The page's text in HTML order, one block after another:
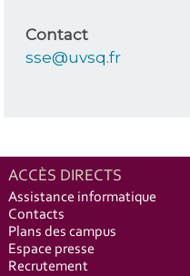
Contact
sse@uvsq.fr
ACCÈS DIRECTS
Assistance informatique
Contacts
Plans des campus
Espace presse
Recrutement